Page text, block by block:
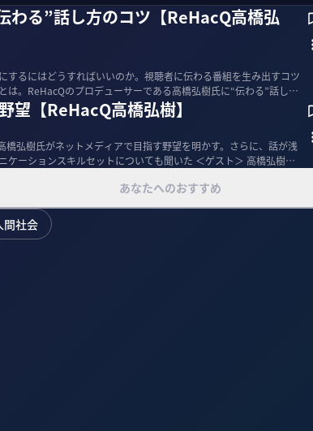
わる”話し方のコツ【ReHacQ高橋弘
するにはどうすればいいのか。視聴者に伝わる番組を生み出すコツ
は。ReHacQのプロデューサーである高橋弘樹氏に“伝わる”話し方
望【ReHacQ高橋弘樹】
橋弘樹氏がネットメディアで目指す野望を明かす。さらに、話が浅
スキルセットについても聞いた ＜ゲスト＞ 高橋弘樹／
あなたへのおすすめ
間社会